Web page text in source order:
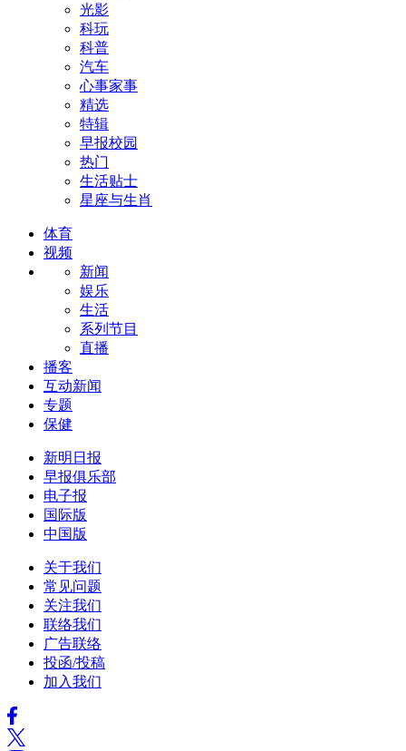
光影
科玩
科普
汽车
心事家事
精选
特辑
早报校园
热门
生活贴士
星座与生肖
体育
视频
新闻
娱乐
生活
系列节目
直播
播客
互动新闻
专题
保健
新明日报
早报俱乐部
电子报
国际版
中国版
关于我们
常见问题
关注我们
联络我们
广告联络
投函/投稿
加入我们